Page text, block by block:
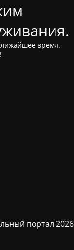
время.
портал 2026